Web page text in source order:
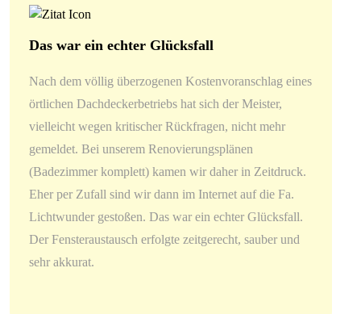
Das war ein echter Glücksfall
Nach dem völlig überzogenen Kostenvoranschlag eines
örtlichen Dachdeckerbetriebs hat sich der Meister,
vielleicht wegen kritischer Rückfragen, nicht mehr
gemeldet. Bei unserem Renovierungsplänen
(Badezimmer komplett) kamen wir daher in Zeitdruck.
Eher per Zufall sind wir dann im Internet auf die Fa.
Lichtwunder gestoßen. Das war ein echter Glücksfall.
Der Fensteraustausch erfolgte zeitgerecht, sauber und
sehr akkurat.